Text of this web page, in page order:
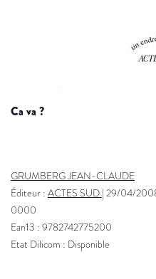
ca va ?
GRUMBERG JEAN-CLAUDE
Éditeur : ACTES SUD | 29/04/
0000
Ean13 : 9782742775200
Etat Dilicom : Disponible